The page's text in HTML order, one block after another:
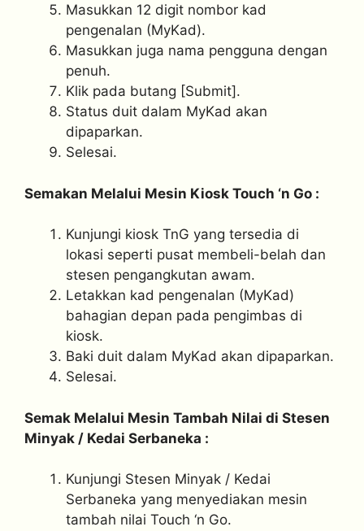
Masukkan 12 digit nombor kad
pengenalan (MyKad).
Masukkan juga nama pengguna dengan
penuh.
Klik pada butang [Submit].
Status duit dalam MyKad akan
dipaparkan.
Selesai.
Semakan Melalui Mesin Kiosk Touch ‘n Go :
Kunjungi kiosk TnG yang tersedia di
lokasi seperti pusat membeli-belah dan
stesen pengangkutan awam.
Letakkan kad pengenalan (MyKad)
bahagian depan pada pengimbas di
kiosk.
Baki duit dalam MyKad akan dipaparkan.
Selesai.
Semak Melalui Mesin Tambah Nilai di Stesen
Minyak / Kedai Serbaneka :
Kunjungi Stesen Minyak / Kedai
Serbaneka yang menyediakan mesin
tambah nilai Touch ‘n Go.